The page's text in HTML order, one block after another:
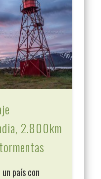
2.800km
país con